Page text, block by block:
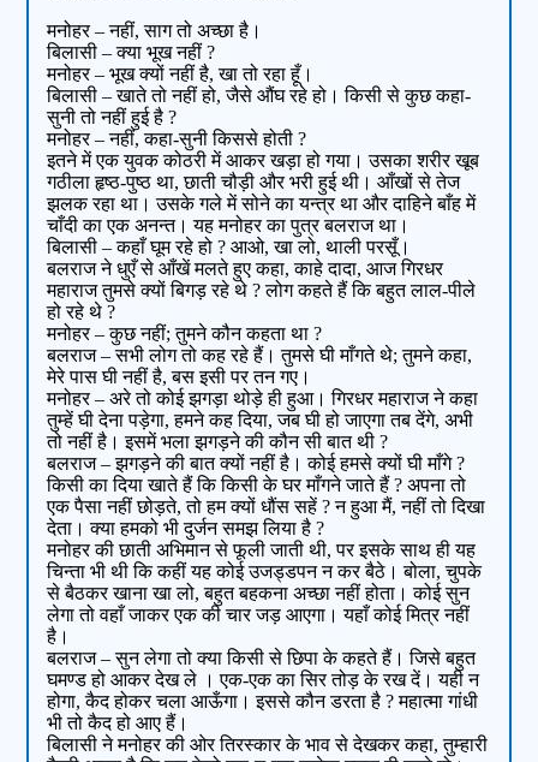
मनोहर – नहीं, साग तो अच्छा है।
बिलासी – क्या भूख नहीं ?
मनोहर – भूख क्यों नहीं है, खा तो रहा हूँ।
बिलासी – खाते तो नहीं हो, जैसे औंघ रहे हो। किसी से कुछ कहा-
सुनी तो नहीं हुई है ?
मनोहर – नहीं, कहा-सुनी किससे होती ?
इतने में एक युवक कोठरी में आकर खड़ा हो गया। उसका शरीर खूब
गठीला हृष्ठ-पुष्ठ था, छाती चौड़ी और भरी हुई थी। आँखों से तेज
झलक रहा था। उसके गले में सोने का यन्त्र था और दाहिने बाँह में
चाँदी का एक अनन्त। यह मनोहर का पुत्र बलराज था।
बिलासी – कहाँ घूम रहे हो ? आओ, खा लो, थाली परसूँ।
बलराज ने धुएँ से आँखें मलते हुए कहा, काहे दादा, आज गिरधर
महाराज तुमसे क्यों बिगड़ रहे थे ? लोग कहते हैं कि बहुत लाल-पीले
हो रहे थे ?
मनोहर – कुछ नहीं; तुमने कौन कहता था ?
बलराज – सभी लोग तो कह रहे हैं। तुमसे घी माँगते थे; तुमने कहा,
मेरे पास घी नहीं है, बस इसी पर तन गए।
मनोहर – अरे तो कोई झगड़ा थोड़े ही हुआ। गिरधर महाराज ने कहा
तुम्हें घी देना पड़ेगा, हमने कह दिया, जब घी हो जाएगा तब देंगे, अभी
तो नहीं है। इसमें भला झगड़ने की कौन सी बात थी ?
बलराज – झगड़ने की बात क्यों नहीं है। कोई हमसे क्यों घी माँगे ?
किसी का दिया खाते हैं कि किसी के घर माँगने जाते हैं ? अपना तो
एक पैसा नहीं छोड़ते, तो हम क्यों धौंस सहें ? न हुआ मैं, नहीं तो दिखा
देता। क्या हमको भी दुर्जन समझ लिया है ?
मनोहर की छाती अभिमान से फूली जाती थी, पर इसके साथ ही यह
चिन्ता भी थी कि कहीं यह कोई उजड्डपन न कर बैठे। बोला, चुपके
से बैठकर खाना खा लो, बहुत बहकना अच्छा नहीं होता। कोई सुन
लेगा तो वहाँ जाकर एक की चार जड़ आएगा। यहाँ कोई मित्र नहीं
है।
बलराज – सुन लेगा तो क्या किसी से छिपा के कहते हैं। जिसे बहुत
घमण्ड हो आकर देख ले । एक-एक का सिर तोड़ के रख दें। यही न
होगा, कैद होकर चला आऊँगा। इससे कौन डरता है ? महात्मा गांधी
भी तो कैद हो आए हैं।
बिलासी ने मनोहर की ओर तिरस्कार के भाव से देखकर कहा, तुम्हारी